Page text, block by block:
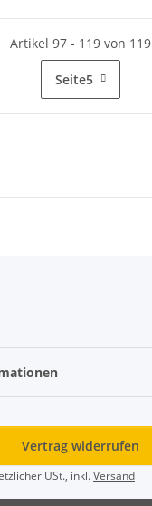
Artikel 97 - 119 von 119
Seite5
Vertrag widerrufen
USt., inkl.Versand